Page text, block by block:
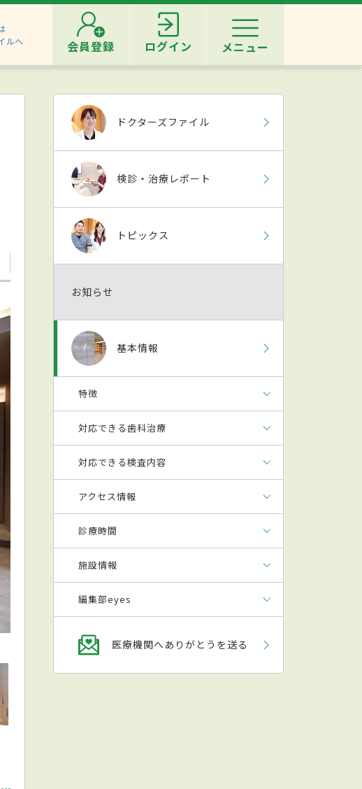
ルへ
会員登録 ログイン メニュー
なるべく痛みの少ない治療を心がけている
ドクターズファイル
検診・治療レポート
トピックス
お知らせ
基本情報
特徴
対応できる歯科治療
対応できる検査内容
アクセス情報
診療時間
施設情報
編集部eyes
医療機関へありがとうを送る